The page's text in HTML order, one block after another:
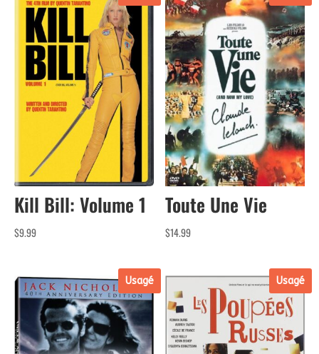
Kill Bill: Volume 1
$9.99
Toute Une Vie
$14.99
Usagé Usagé